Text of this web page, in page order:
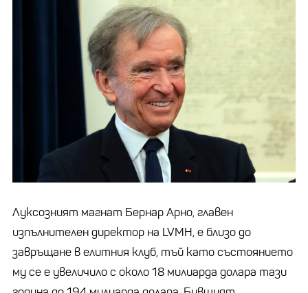
Луксозният магнат Бернар Арно, главен
изпълнителен директор на LVMH, е близо до
завръщане в елитния клуб, тъй като състоянието
му се е увеличило с около 18 милиарда долара тази